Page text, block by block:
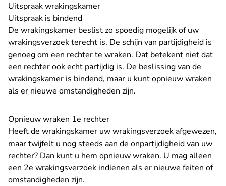
Uitspraak wrakingskamer
Uitspraak is bindend
De wrakingskamer beslist zo spoedig mogelijk of uw
wrakingsverzoek terecht is. De schijn van partijdigheid is
genoeg om een rechter te wraken. Dat betekent niet dat
een rechter ook echt partijdig is. De beslissing van de
wrakingskamer is bindend, maar u kunt opnieuw wraken
als er nieuwe omstandigheden zijn.
Opnieuw wraken 1e rechter
Heeft de wrakingskamer uw wrakingsverzoek afgewezen,
maar twijfelt u nog steeds aan de onpartijdigheid van uw
rechter? Dan kunt u hem opnieuw wraken. U mag alleen
een 2e wrakingsverzoek indienen als er nieuwe feiten of
omstandigheden zijn.